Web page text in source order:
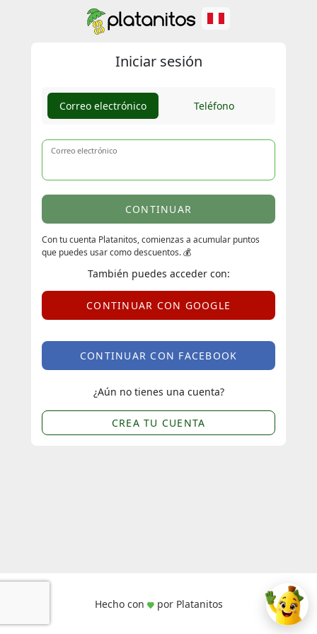
Iniciar sesión
Correo electrónico Teléfono
Correo electrónico
CONTINUAR
Con tu cuenta Platanitos, comienzas a acumular puntos
que puedes usar como descuentos. 💰
También puedes acceder con:
CONTINUAR CON GOOGLE
CONTINUAR CON FACEBOOK
¿Aún no tienes una cuenta?
CREA TU CUENTA
Hecho con por Platanitos